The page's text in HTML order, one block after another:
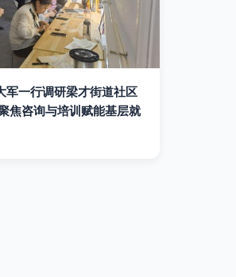
军一行调研梁才街道社区
焦咨询与培训赋能基层就